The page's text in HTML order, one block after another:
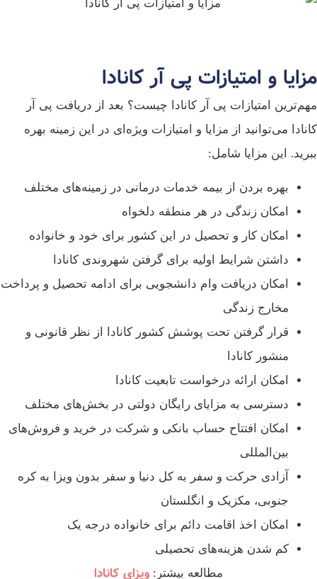
مزایا و امتیازات پی آر کانادا
مهم‌ترین امتیازات پی آر کانادا چیست؟ بعد از دریافت پی آر
کانادا می‌توانید از مزایا و امتیازات ویژه‌ای در این زمینه بهره
ببرید. این مزایا شامل:
بهره بردن از بیمه خدمات درمانی در زمینه‌های مختلف
امکان زندگی در هر منطقه دلخواه
امکان کار و تحصیل در این کشور برای خود و خانواده
داشتن شرایط اولیه برای گرفتن شهروندی کانادا
امکان دریافت وام دانشجویی برای ادامه تحصیل و پرداخت
مخارج زندگی
قرار گرفتن تحت پوشش کشور کانادا از نظر قانونی و
منشور کانادا
امکان ارائه درخواست تابعیت کانادا
دسترسی به مزایای رایگان دولتی در بخش‌های مختلف
امکان افتتاح حساب بانکی و شرکت در خرید و فروش‌های
بین‌المللی
آزادی حرکت و سفر به کل دنیا و سفر بدون ویزا به کره
جنوبی، مکزیک و انگلستان
امکان اخذ اقامت دائم برای خانواده درجه یک
کم شدن هزینه‌های تحصیلی
مطالعه بیشتر: ویزای کانادا